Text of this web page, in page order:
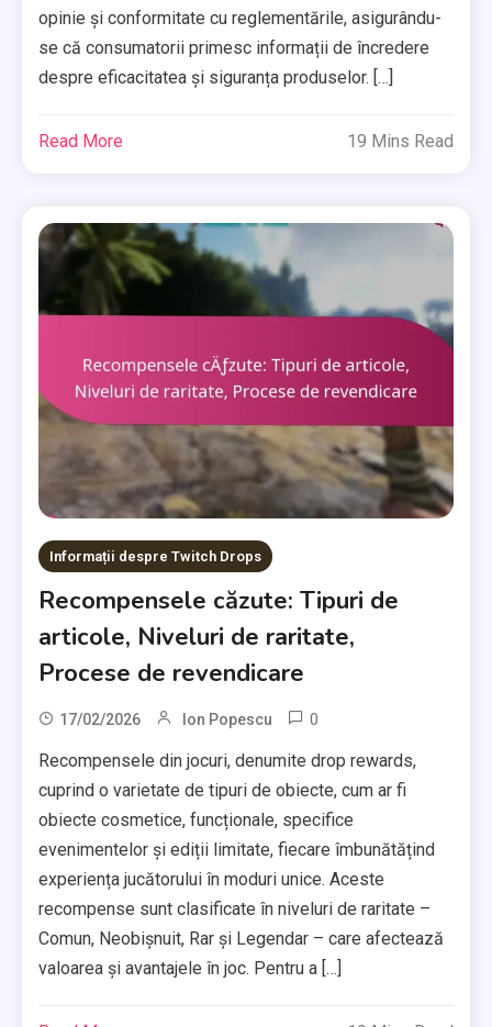
opinie și conformitate cu reglementările, asigurându-
se că consumatorii primesc informații de încredere
despre eficacitatea și siguranța produselor. […]
Read More 19 Mins Read
Informații despre Twitch Drops
Recompensele căzute: Tipuri de
articole, Niveluri de raritate,
Procese de revendicare
17/02/2026 Ion Popescu 0
Recompensele din jocuri, denumite drop rewards,
cuprind o varietate de tipuri de obiecte, cum ar fi
obiecte cosmetice, funcționale, specifice
evenimentelor și ediții limitate, fiecare îmbunătățind
experiența jucătorului în moduri unice. Aceste
recompense sunt clasificate în niveluri de raritate –
Comun, Neobișnuit, Rar și Legendar – care afectează
valoarea și avantajele în joc. Pentru a […]